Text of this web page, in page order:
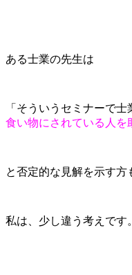
ある士業の先生は
「そういうセミナーで士
食い物にされている人を
と否定的な見解を示す方
私は、少し違う考えです。